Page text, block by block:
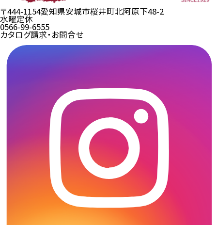
〒444-1154愛知県安城市桜井町北阿原下48-2
水曜定休
0566-99-6555
カタログ請求・お問合せ